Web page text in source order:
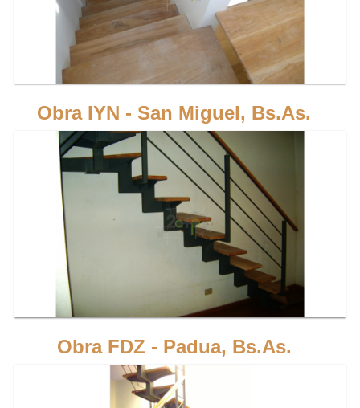
Escalera de 1 eje, recta en 2 tramos, en forma de "U" con estructura de hierro y
peldaños de madera dura.
VER MÁS
Obra IYN - San Miguel, Bs.As.
Escalera de 1 eje, recta en 2 tramos, en forma de "L" con estructura de hierro,
peldaños de madera dura y descanso superior.
Obra FDZ - Padua, Bs.As.